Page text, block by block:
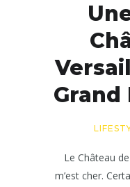
Grand
Le Château
m’est cher.